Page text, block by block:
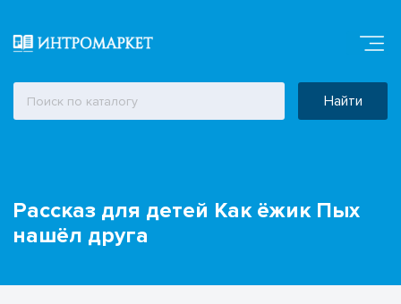
Найти
Рассказ для детей Как ёжик Пых
нашёл друга